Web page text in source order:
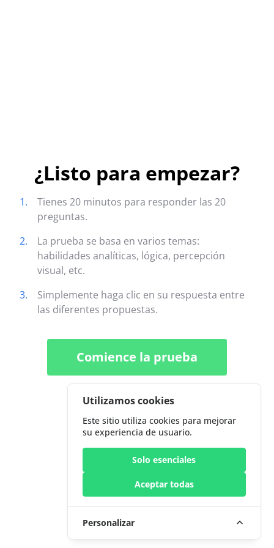
¿Listo para empezar?
1.
Tienes 20 minutos para responder las 20
preguntas.
2.
La prueba se basa en varios temas:
habilidades analíticas, lógica, percepción
visual, etc.
3.
Simplemente haga clic en su respuesta entre
las diferentes propuestas.
Comience la prueba
Utilizamos cookies
Este sitio utiliza cookies para mejorar
su experiencia de usuario.
Solo esenciales
Aceptar todas
Personalizar